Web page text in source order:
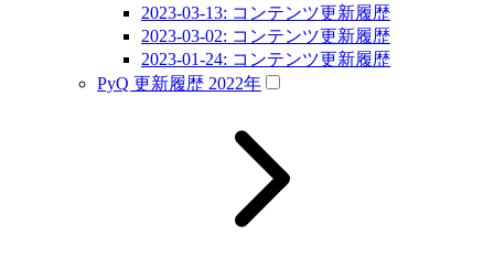
2023-03-13: コンテンツ更新履歴
2023-03-02: コンテンツ更新履歴
2023-01-24: コンテンツ更新履歴
PyQ 更新履歴 2022年